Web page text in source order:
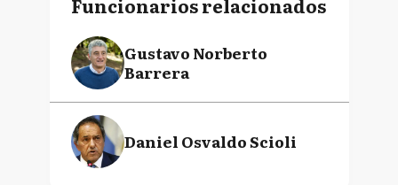
Gustavo Norberto
Barrera
Daniel Osvaldo Scioli